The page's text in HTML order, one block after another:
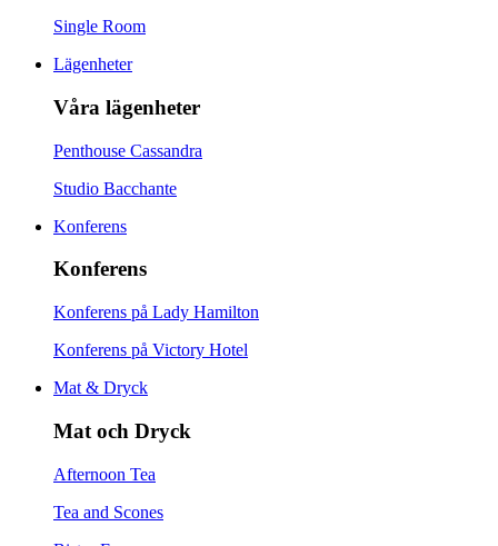
Single Room
Lägenheter
Våra lägenheter
Penthouse Cassandra
Studio Bacchante
Konferens
Konferens
Konferens på Lady Hamilton
Konferens på Victory Hotel
Mat & Dryck
Mat och Dryck
Afternoon Tea
Tea and Scones